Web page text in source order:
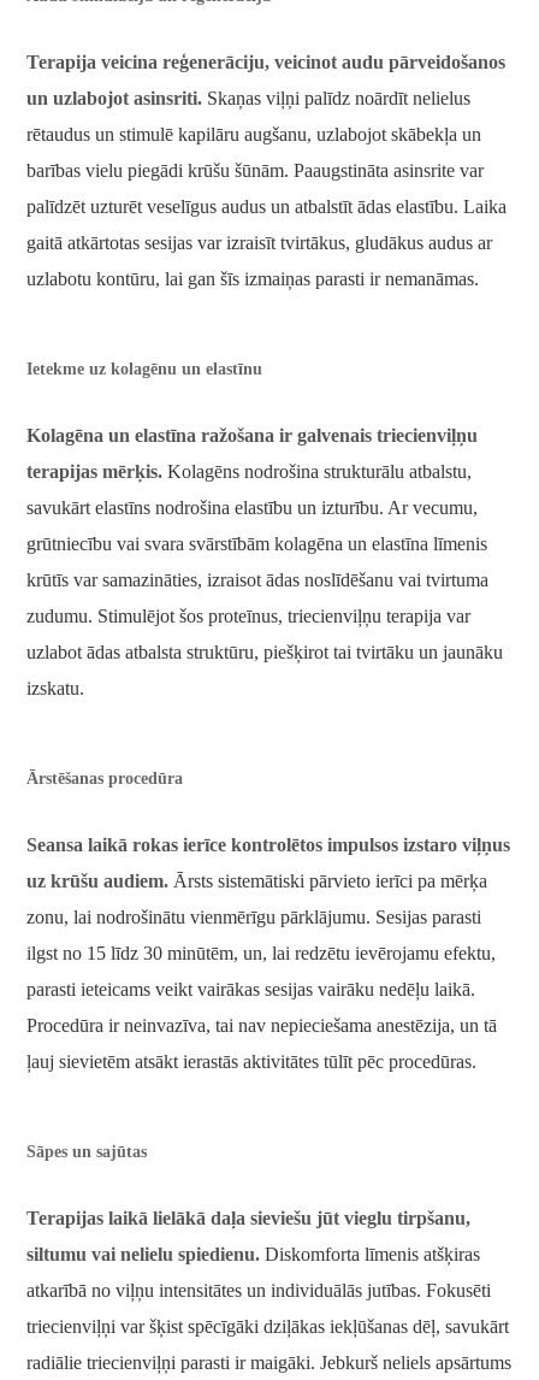
Terapija veicina reģenerāciju, veicinot audu pārveidošanos
un uzlabojot asinsriti. Skaņas viļņi palīdz noārdīt nelielus
rētaudus un stimulē kapilāru augšanu, uzlabojot skābekļa un
barības vielu piegādi krūšu šūnām. Paaugstināta asinsrite var
palīdzēt uzturēt veselīgus audus un atbalstīt ādas elastību. Laika
gaitā atkārtotas sesijas var izraisīt tvirtākus, gludākus audus ar
uzlabotu kontūru, lai gan šīs izmaiņas parasti ir nemanāmas.
Ietekme uz kolagēnu un elastīnu
Kolagēna un elastīna ražošana ir galvenais triecienviļņu
terapijas mērķis. Kolagēns nodrošina strukturālu atbalstu,
savukārt elastīns nodrošina elastību un izturību. Ar vecumu,
grūtniecību vai svara svārstībām kolagēna un elastīna līmenis
krūtīs var samazināties, izraisot ādas noslīdēšanu vai tvirtuma
zudumu. Stimulējot šos proteīnus, triecienviļņu terapija var
uzlabot ādas atbalsta struktūru, piešķirot tai tvirtāku un jaunāku
izskatu.
Ārstēšanas procedūra
Seansa laikā rokas ierīce kontrolētos impulsos izstaro viļņus
uz krūšu audiem. Ārsts sistemātiski pārvieto ierīci pa mērķa
zonu, lai nodrošinātu vienmērīgu pārklājumu. Sesijas parasti
ilgst no 15 līdz 30 minūtēm, un, lai redzētu ievērojamu efektu,
parasti ieteicams veikt vairākas sesijas vairāku nedēļu laikā.
Procedūra ir neinvazīva, tai nav nepieciešama anestēzija, un tā
ļauj sievietēm atsākt ierastās aktivitātes tūlīt pēc procedūras.
Sāpes un sajūtas
Terapijas laikā lielākā daļa sieviešu jūt vieglu tirpšanu,
siltumu vai nelielu spiedienu. Diskomforta līmenis atšķiras
atkarībā no viļņu intensitātes un individuālās jutības. Fokusēti
triecienviļņi var šķist spēcīgāki dziļākas iekļūšanas dēļ, savukārt
radiālie triecienviļņi parasti ir maigāki. Jebkurš neliels apsārtums